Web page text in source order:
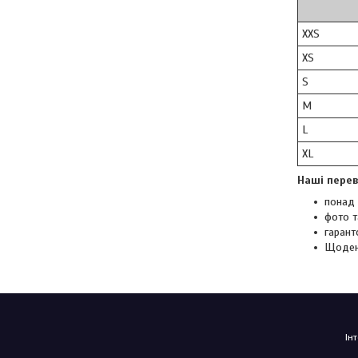
XXS
XS
S
M
L
XL
Наші
понад
фото